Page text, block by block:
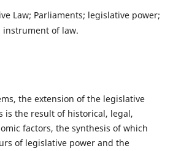
Law; Parliaments; legislative power;
of law.
the extension of the legislative
is the result of historical, legal,
factors, the synthesis of which
of legislative power and the